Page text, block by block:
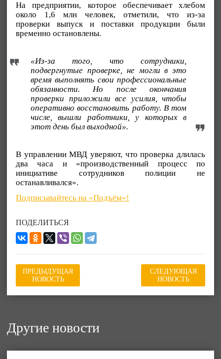
На предприятии, которое обеспечивает хлебом
около 1,6 млн человек, отметили, что из-за
проверки выпуск и поставки продукции были
временно остановлены.
«Из-за того, что сотрудники,
подвергнутые проверке, не могли в это
время выполнять свои профессиональные
обязанности. Но после окончания
проверки приложили все усилия, чтобы
оперативно восстановить работу. В том
числе, вышли работники, у которых в
этот день был выходной».
В управлении МВД уверяют, что проверка длилась
два часа и «производственный процесс по
инициативе сотрудников полиции не
останавливался».
Подписывайтесь на «Подъём»!
ПОДЕЛИТЬСЯ
ПРЕДЫДУЩАЯ
НОВОСТЬ
СЛЕДУЮЩАЯ
НОВОСТЬ
Другие новости